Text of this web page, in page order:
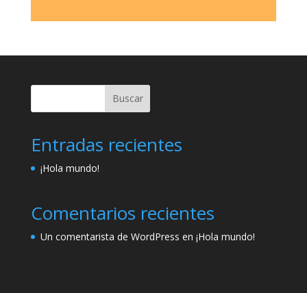
Buscar
Entradas recientes
¡Hola mundo!
Comentarios recientes
Un comentarista de WordPress en ¡Hola mundo!